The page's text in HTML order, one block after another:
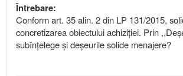
Întrebare:
Conform art. 35 alin. 2 din LP 131/2015,
concretizarea obiectului achiziției. Prin
subînțelege și deșeurile solide menajere?